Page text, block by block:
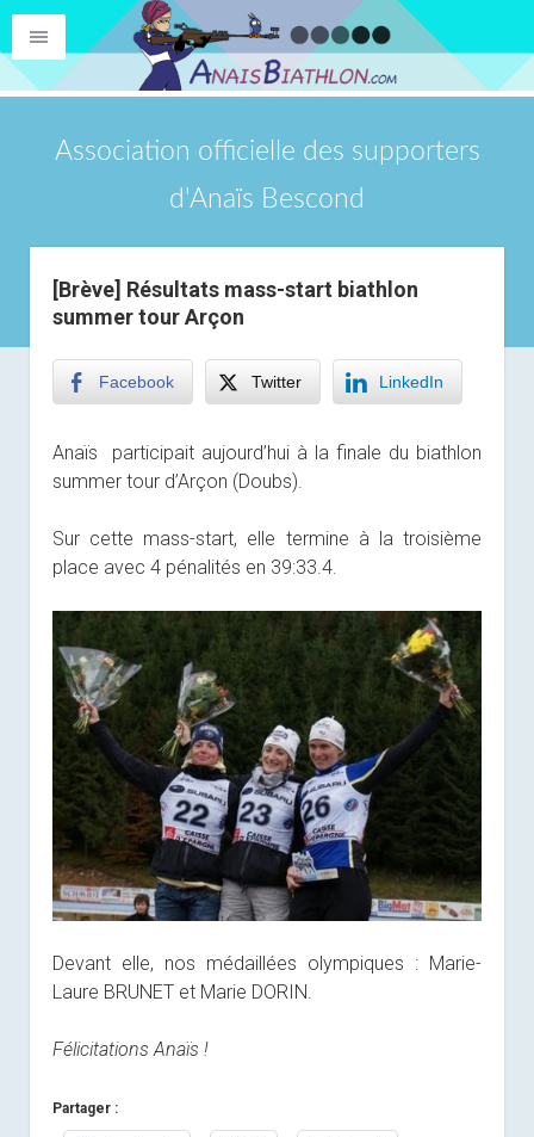
Association officielle des supporters
d'Anaïs Bescond
[Brève] Résultats mass-start biathlon
summer tour Arçon
Facebook Twitter LinkedIn
Anaïs participait aujourd’hui à la finale du biathlon
summer tour d’Arçon (Doubs).
Sur cette mass-start, elle termine à la troisième
place avec 4 pénalités en 39:33.4.
Devant elle, nos médaillées olympiques : Marie-
Laure BRUNET et Marie DORIN.
Félicitations Anaïs !
Partager :